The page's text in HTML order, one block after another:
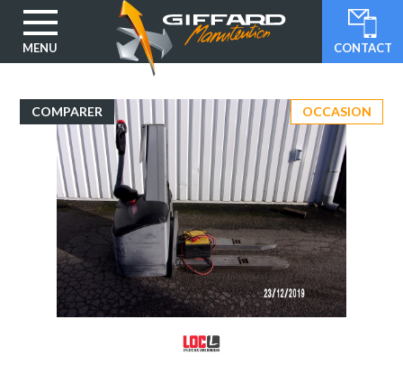
MENU CONTACT
contenu
principal
COMPARER OCCASION